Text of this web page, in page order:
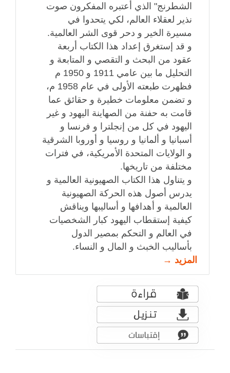
الشطرنج" الذي أعتبره المفكرون صوت
نذير لعقلاء العالم، لكي يتحدوا في
مسيرة الخير و دحر قوى الشر العالمية.
و قد إستغرق إعداد هذا الكتاب أربعة
عقود من البحث و التقصي و المتابعة و
التحليل ما بين عامي 1911 و 1950 م
فظهرت طبعته الأولى في عام 1958 م،
و تضمن معلومات خطيرة و حقائق عما
قامت به حفنة من الصهاينة اليهود و غير
اليهود في كل من إنجلترا و فرنسا و
أسبانيا و ألمانيا و روسيا و أوروبا الشرقية
و الولايات المتحدة الأمريكية، في فترات
مختلفة من تاريخها.
و يتناول هذا الكتاب الصهيونية العالمية و
يدرس أصول هذه الحركة الصهيونية
العالمية و أهدافها و أساليبها ويناقش
كيفية إستقطاب اليهود كبار الشخصيات
في العالم و التحكم بمصير الدول
بأساليب الخبث و المال و النساء.
المزيد →